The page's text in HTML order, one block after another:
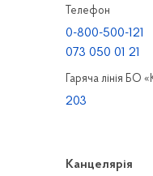
Телефон
0-800-500-121
073 050 01 21
Гаряча лінія БО
203
Канцелярiя